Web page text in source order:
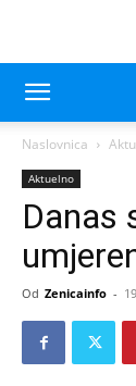
Naslovnica
Aktuelno
Danas
Od Zenicainfo -